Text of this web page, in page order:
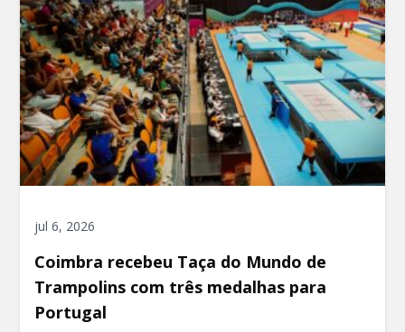
jul 6, 2026
Coimbra recebeu Taça do Mundo de
Trampolins com três medalhas para
Portugal